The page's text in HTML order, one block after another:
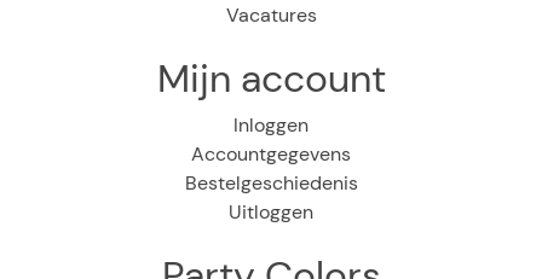
Vacatures
Mijn account
Inloggen
Accountgegevens
Bestelgeschiedenis
Uitloggen